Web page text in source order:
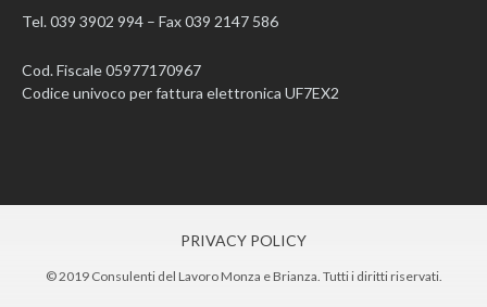
Tel. 039 3902 994 – Fax 039 2147 586
Cod. Fiscale 05977170967
Codice univoco per fattura elettronica UF7EX2
PRIVACY POLICY
© 2019 Consulenti del Lavoro Monza e Brianza. Tutti i diritti riservati.